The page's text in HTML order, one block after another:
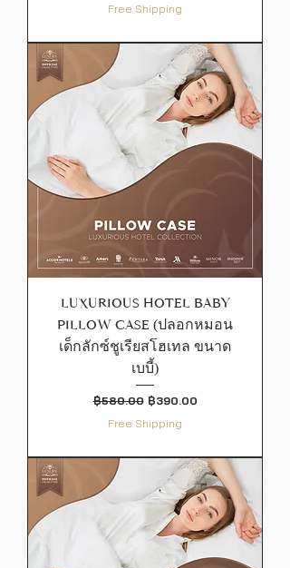
Free Shipping
LUXURIOUS HOTEL BABY
PILLOW CASE (ปลอกหมอน
เด็กลักซ์ชูเรียสโฮเทล ขนาด
เบบี้)
ราคาปกติ
฿580.00 ราคาขายลด
฿390.00
Free Shipping